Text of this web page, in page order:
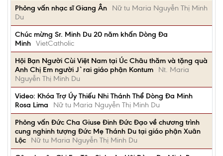
Phỏng vấn nhạc sĩ Giang Ân
Nữ tu Maria Nguyễn Thị Minh
Du
Chúc mừng Sr. Minh Du 20 năm khấn Dòng Đa
Minh VietCatholic
Hội Bạn Người Cùi Việt Nam tại Úc Châu thăm và tặng quà
Anh Chị Em người J`rai giáo phận Kontum
Nt. Maria
Nguyễn Thị Minh Du
Video: Khóa Trợ Úy Thiếu Nhi Thánh Thể Dòng Đa Minh
Rosa Lima
Nữ tu Maria Nguyễn Thị Minh Du
Phỏng vấn Đức Cha Giuse Đinh Đức Đạo về chương trình
cung nghinh tượng Đức Mẹ Thánh Du tại giáo phận Xuân
Lộc
Nữ tu Maria Nguyễn Thị Minh Du